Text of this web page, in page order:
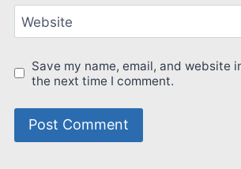
Website
Save my name, email, and website
the next time I comment.